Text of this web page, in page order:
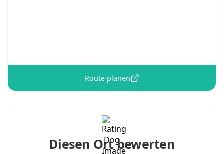
Route planen
Diesen Ort bewerten